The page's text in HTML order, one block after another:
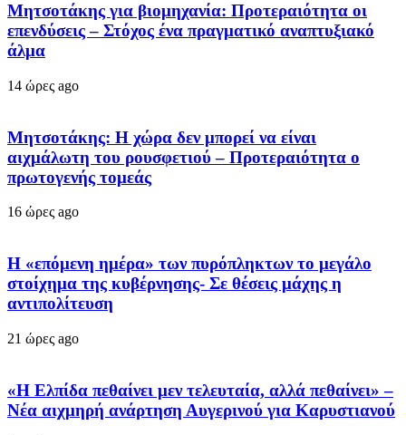
Μητσοτάκης για βιομηχανία: Προτεραιότητα οι
επενδύσεις – Στόχος ένα πραγματικό αναπτυξιακό
άλμα
14 ώρες ago
Μητσοτάκης: Η χώρα δεν μπορεί να είναι
αιχμάλωτη του ρουσφετιού – Προτεραιότητα ο
πρωτογενής τομεάς
16 ώρες ago
Η «επόμενη ημέρα» των πυρόπληκτων το μεγάλο
στοίχημα της κυβέρνησης- Σε θέσεις μάχης η
αντιπολίτευση
21 ώρες ago
«Η Ελπίδα πεθαίνει μεν τελευταία, αλλά πεθαίνει» –
Νέα αιχμηρή ανάρτηση Αυγερινού για Καρυστιανού